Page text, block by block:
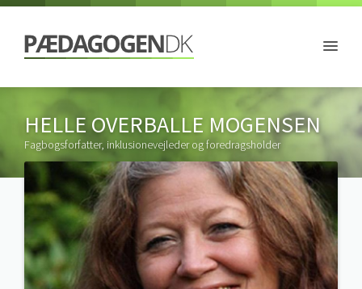
HELLE OVERBALLE MOGENSEN
Fagbogsforfatter, inklusionevejleder og foredragsholder